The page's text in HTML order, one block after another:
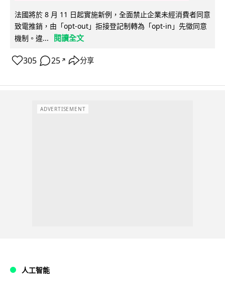
法國將於 8 月 11 日起實施新例，全面禁止企業未經消費者同意
致電推銷，由「opt-out」拒接登記制轉為「opt-in」先徵同意
機制。違...
閱讀全文
305 25 ↗ 分享
ADVERTISEMENT
人工智能